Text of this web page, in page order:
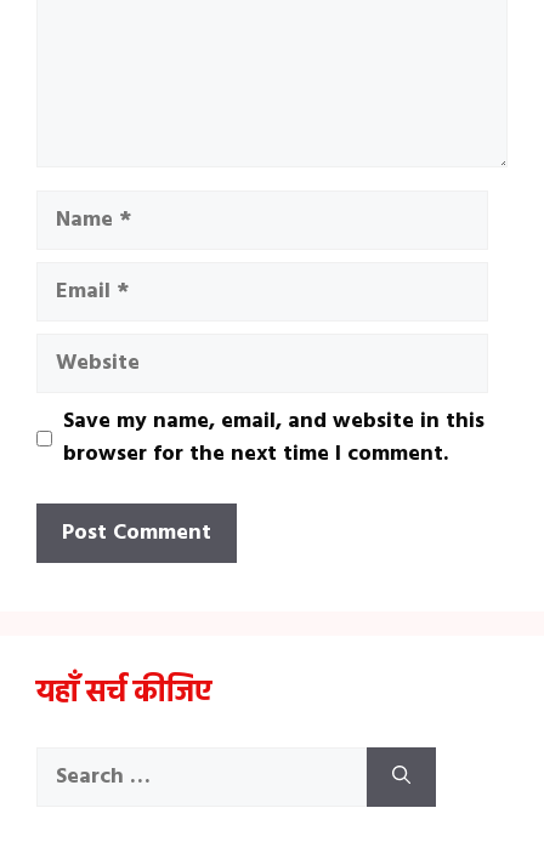
Name
Email
Website
Save my name, email, and website in this
browser for the next time I comment.
यहाँ सर्च कीजिए
Search